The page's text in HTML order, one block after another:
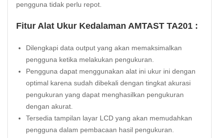
pengguna tidak perlu repot.
Fitur Alat Ukur Kedalaman AMTAST TA201 :
Dilengkapi data output yang akan memaksimalkan
pengguna ketika melakukan pengukuran.
Pengguna dapat menggunakan alat ini ukur ini dengan
optimal karena sudah dibekali dengan tingkat akurasi
pengukuran yang dapat menghasilkan pengukuran
dengan akurat.
Tersedia tampilan layar LCD yang akan memudahkan
pengguna dalam pembacaan hasil pengukuran.